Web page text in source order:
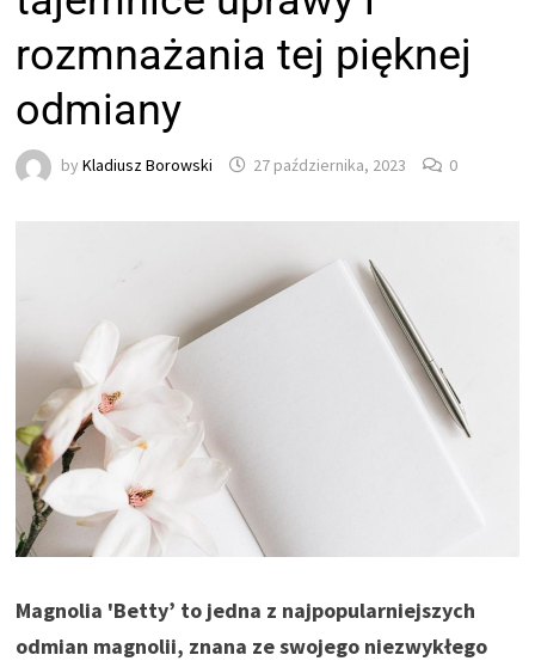
rozmnażania tej pięknej
odmiany
byKladiusz Borowski 27 października, 2023 0
Magnolia 'Betty’ to jedna z najpopularniejszych
odmian magnolii, znana ze swojego niezwykłego